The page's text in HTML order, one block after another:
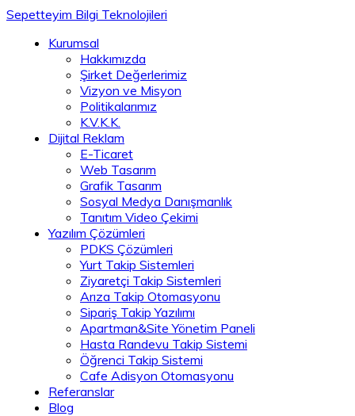
Sepetteyim Bilgi Teknolojileri
Kurumsal
Hakkımızda
Şirket Değerlerimiz
Vizyon ve Misyon
Politikalarımız
K.V.K.K.
Dijital Reklam
E-Ticaret
Web Tasarım
Grafik Tasarım
Sosyal Medya Danışmanlık
Tanıtım Video Çekimi
Yazılım Çözümleri
PDKS Çözümleri
Yurt Takip Sistemleri
Ziyaretçi Takip Sistemleri
Arıza Takip Otomasyonu
Sipariş Takip Yazılımı
Apartman&Site Yönetim Paneli
Hasta Randevu Takip Sistemi
Öğrenci Takip Sistemi
Cafe Adisyon Otomasyonu
Referanslar
Blog